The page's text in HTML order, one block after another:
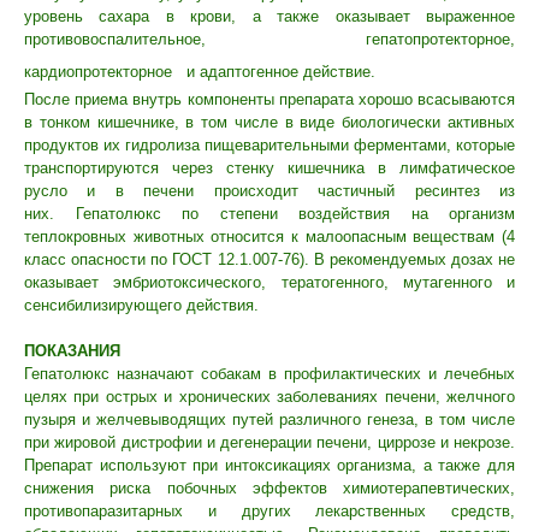
уровень сахара в крови, а также оказывает выраженное
противовоспалительное, гепатопротекторное,
кардиопротекторное
и адаптогенное действие.
После приема внутрь компоненты препарата хорошо всасываются
в тонком кишечнике, в том числе в виде биологически активных
продуктов их гидролиза пищеварительными ферментами, которые
транспортируются через стенку кишечника в лимфатическое
русло и в печени происходит частичный ресинтез из
них.
Гепатолюкс по степени воздействия на организм
теплокровных животных относится к малоопасным веществам (4
класс опасности по ГОСТ 12.1.007-76). В рекомендуемых дозах не
оказывает эмбриотоксического, тератогенного, мутагенного и
сенсибилизирующего действия.
ПОКАЗАНИЯ
Гепатолюкс назначают собакам в профилактических и лечебных
целях при острых и хронических заболеваниях печени, желчного
пузыря и желчевыводящих путей различного генеза, в том числе
при жировой дистрофии и дегенерации печени, циррозе и некрозе.
Препарат используют при интоксикациях организма, а также для
снижения риска побочных эффектов химиотерапевтических,
противопаразитарных и других лекарственных средств,